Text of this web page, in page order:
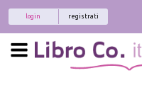
registrati
login